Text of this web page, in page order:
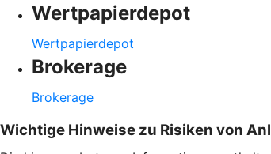
Wertpapierdepot
Wertpapierdepot
Brokerage
Brokerage
Wichtige Hinweise zu Risiken von